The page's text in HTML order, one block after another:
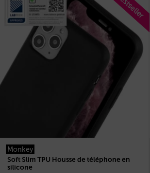
Monkey
Soft Slim TPU Housse de téléphone en
silicone